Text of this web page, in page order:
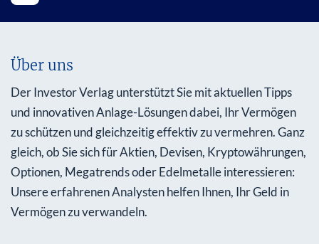
Über uns
Der Investor Verlag unterstützt Sie mit aktuellen Tipps
und innovativen Anlage-Lösungen dabei, Ihr Vermögen
zu schützen und gleichzeitig effektiv zu vermehren. Ganz
gleich, ob Sie sich für Aktien, Devisen, Kryptowährungen,
Optionen, Megatrends oder Edelmetalle interessieren:
Unsere erfahrenen Analysten helfen Ihnen, Ihr Geld in
Vermögen zu verwandeln.